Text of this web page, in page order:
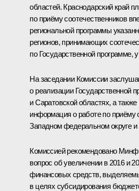
областей. Краснодарский край
по приёму соотечественников
региональной программы
регионов, принимающих
по Государственной программе,
На заседании Комиссии
о реализации Государственной
и Саратовской областях, а
информация о работе по приёму
Западном федеральном округе и
Комиссией рекомендовано
вопрос об увеличении в 2016 и
финансовых средств,
в целях субсидирования